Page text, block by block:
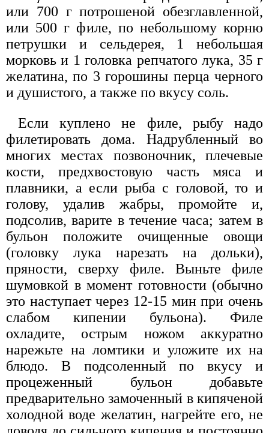
или 700 г потрошеной обезглавленной,
или 500 г филе, по небольшому корню
петрушки и сельдерея, 1 небольшая
морковь и 1 головка репчатого лука, 35 г
желатина, по 3 горошины перца черного
и душистого, а также по вкусу соль.
Если куплено не филе, рыбу надо
филетировать дома. Надрубленный во
многих местах позвоночник, плечевые
кости, предхвостовую часть мяса и
плавники, а если рыба с головой, то и
голову, удалив жабры, промойте и,
подсолив, варите в течение часа; затем в
бульон положите очищенные овощи
(головку лука нарезать на дольки),
пряности, сверху филе. Выньте филе
шумовкой в момент готовности (обычно
это наступает через 12-15 мин при очень
слабом кипении бульона). Филе
охладите, острым ножом аккуратно
нарежьте на ломтики и уложите их на
блюдо. В подсоленный по вкусу и
процеженный бульон добавьте
предварительно замоченный в кипяченой
холодной воде желатин, нагрейте его, не